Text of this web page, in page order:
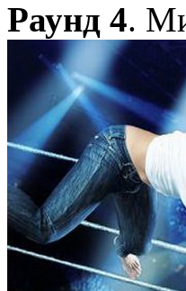
Раунд 4.